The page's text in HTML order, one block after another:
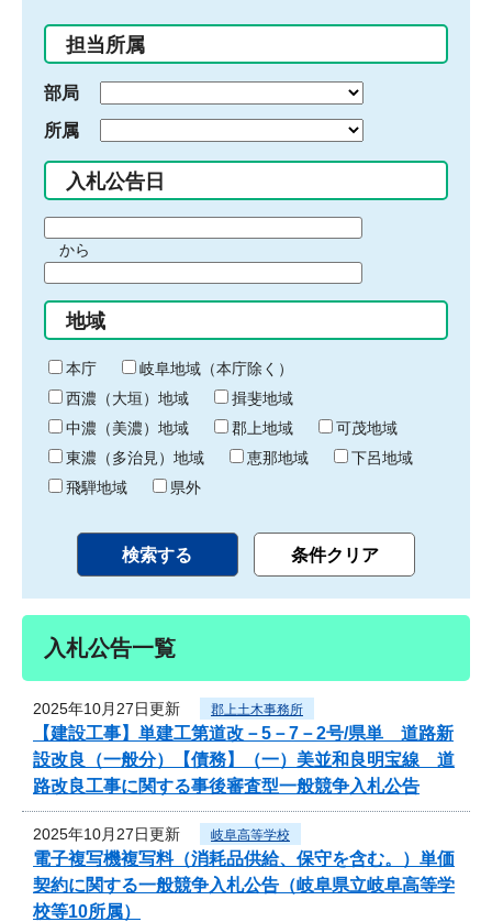
入
力
担当所属
部局
所属
入札公告日
間
始
り
から
間
終
わ
り
地域
本庁
岐阜地域（本庁除く）
西濃（大垣）地域
揖斐地域
中濃（美濃）地域
郡上地域
可茂地域
東濃（多治見）地域
恵那地域
下呂地域
飛騨地域
県外
入札公告一覧
2025年10月27日更新 郡上土木事務所
【建設工事】単建工第道改－5－7－2号/県単 道路新
設改良（一般分）【債務】（一）美並和良明宝線 道
路改良工事に関する事後審査型一般競争入札公告
2025年10月27日更新 岐阜高等学校
電子複写機複写料（消耗品供給、保守を含む。）単価
契約に関する一般競争入札公告（岐阜県立岐阜高等学
校等10所属）